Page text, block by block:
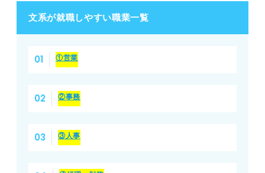
文系が就職しやすい職業一覧
①営業
②事務
③人事